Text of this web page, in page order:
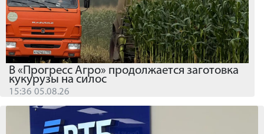
В «Прогресс Агро» продолжается заготовка
кукурузы на силос
15:36 05.08.26